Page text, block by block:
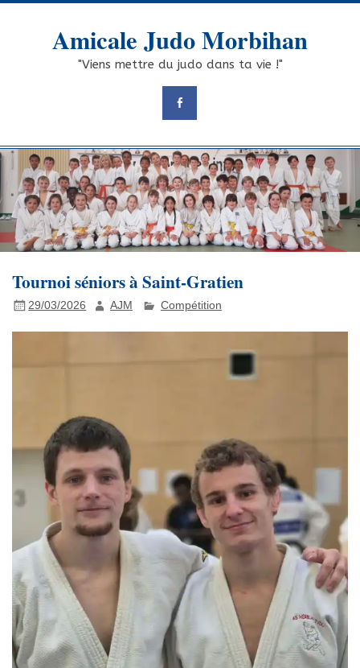
Skip
Amicale Judo Morbihan
"Viens mettre du judo dans ta vie !"
Tournoi séniors à Saint-Gratien
29/03/2026 AJM Compétition